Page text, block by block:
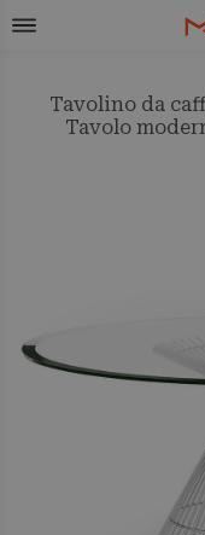
Tavolino da
Tavolo